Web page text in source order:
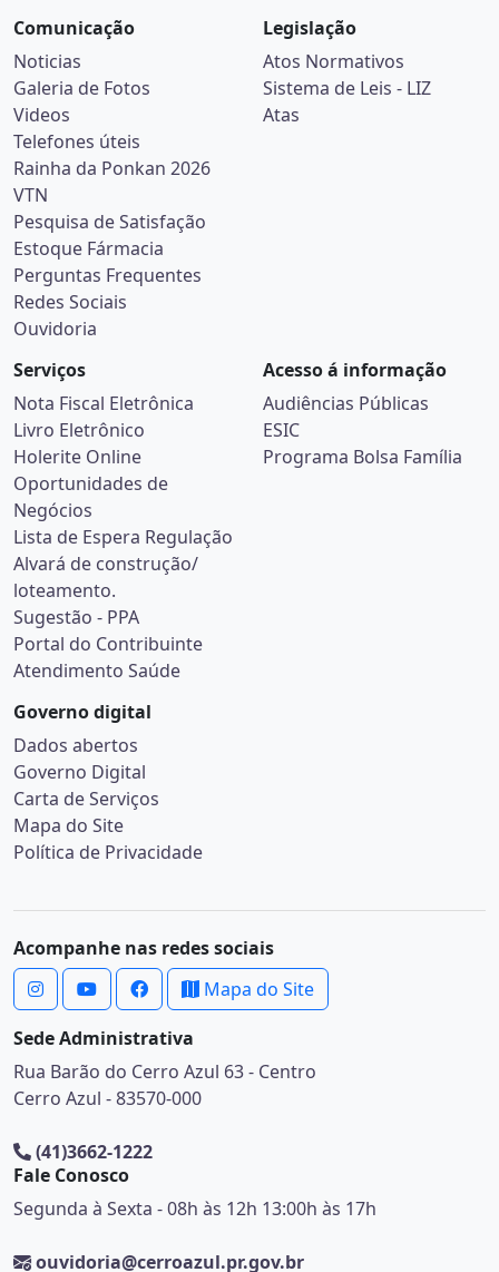
Comunicação
Noticias
Galeria de Fotos
Videos
Telefones úteis
Rainha da Ponkan 2026
VTN
Pesquisa de Satisfação
Estoque Fármacia
Perguntas Frequentes
Redes Sociais
Ouvidoria
Legislação
Atos Normativos
Sistema de Leis - LIZ
Atas
Serviços
Nota Fiscal Eletrônica
Livro Eletrônico
Holerite Online
Oportunidades de
Negócios
Lista de Espera Regulação
Alvará de construção/
loteamento.
Sugestão - PPA
Portal do Contribuinte
Atendimento Saúde
Acesso á informação
Audiências Públicas
ESIC
Programa Bolsa Família
Governo digital
Dados abertos
Governo Digital
Carta de Serviços
Mapa do Site
Política de Privacidade
Acompanhe nas redes sociais
Mapa do Site
Sede Administrativa
Rua Barão do Cerro Azul 63 - Centro
Cerro Azul - 83570-000
(41)3662-1222
Fale Conosco
Segunda à Sexta - 08h às 12h 13:00h às 17h
ouvidoria@cerroazul.pr.gov.br